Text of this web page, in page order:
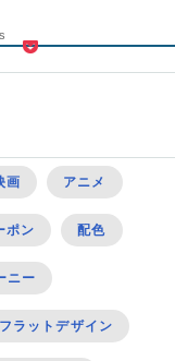
画 アニメ
ポン 配色
ニー
フラットデザイン